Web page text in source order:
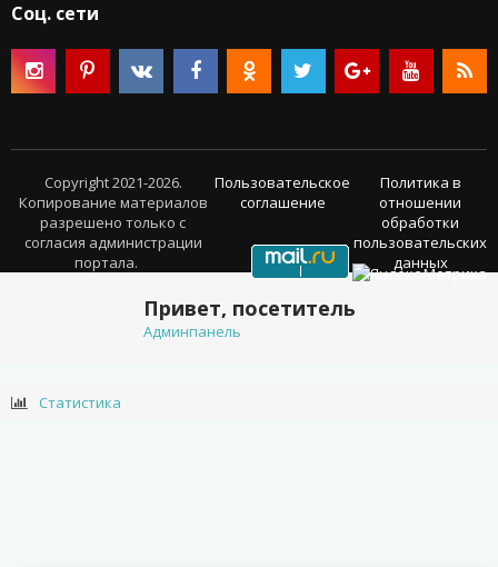
Соц. сети
Copyright 2021-2026.
Копирование материалов
разрешено только с
согласия администрации
портала.
Пользовательское
соглашение
Политика в
отношении
обработки
пользовательских
данных
Привет, посетитель
Админпанель
Статистика